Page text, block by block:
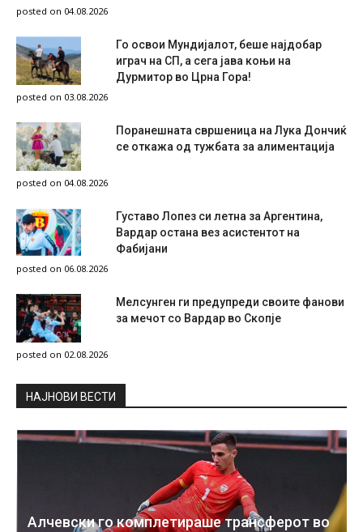
posted on 04.08.2026
Го освои Мундијалот, беше најдобар
играч на СП, а сега јава коњи на
Дурмитор во Црна Гора!
posted on 03.08.2026
Поранешната свршеница на Лука Дончиќ
се откажа од тужбата за алиментација
posted on 04.08.2026
Густаво Лопез си летна за Аргентина,
Вардар остана вез асистентот на
Фабијани
posted on 06.08.2026
Мелсунген ги предупреди своите фанови
за мечот со Вардар во Скопје
posted on 02.08.2026
НAЈНОВИ ВЕСТИ
Алчевски го комплетираше трансферот во